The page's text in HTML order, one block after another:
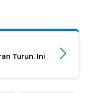
Turun, Ini